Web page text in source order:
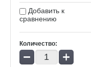
Добавить к
сравнению
Количество:
− +